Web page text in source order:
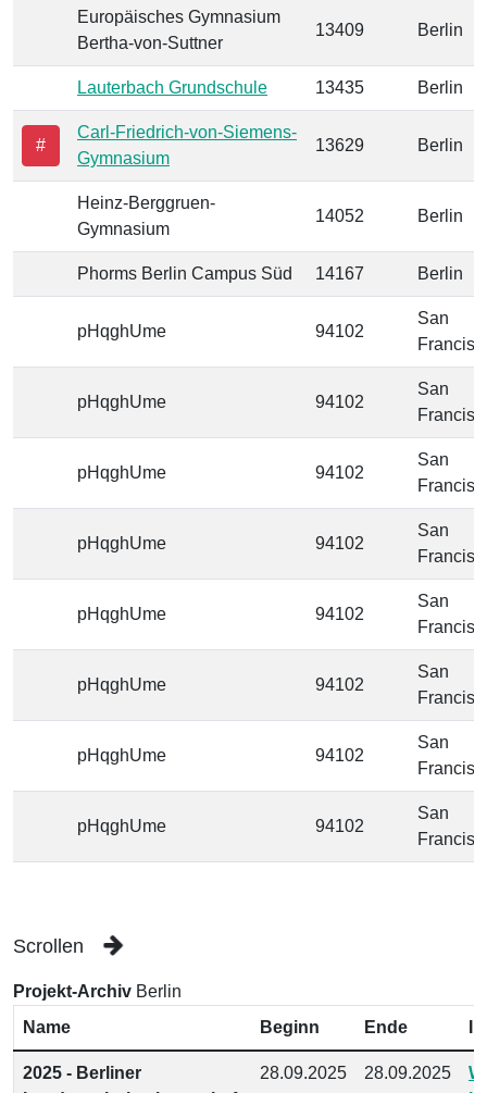
Europäisches Gymnasium
Bertha-von-Suttner
13409 Berlin
Lauterbach Grundschule 13435 Berlin
#
Carl-Friedrich-von-Siemens-
Gymnasium
13629 Berlin
Heinz-Berggruen-
Gymnasium
14052 Berlin
Phorms Berlin Campus Süd 14167 Berlin
pHqghUme 94102
San
pHqghUme 94102
San
pHqghUme 94102
San
pHqghUme 94102
San
pHqghUme 94102
San
pHqghUme 94102
San
pHqghUme 94102
San
pHqghUme 94102
San
Scrollen
Projekt-Archiv Berlin
Name
Beginn Ende
2025 - Berliner
28.09.2025 28.09.2025